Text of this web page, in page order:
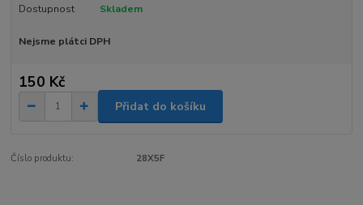
Dostupnost Skladem
Nejsme plátci DPH
150 Kč
Přidat do košíku
Číslo produktu: 28X5F